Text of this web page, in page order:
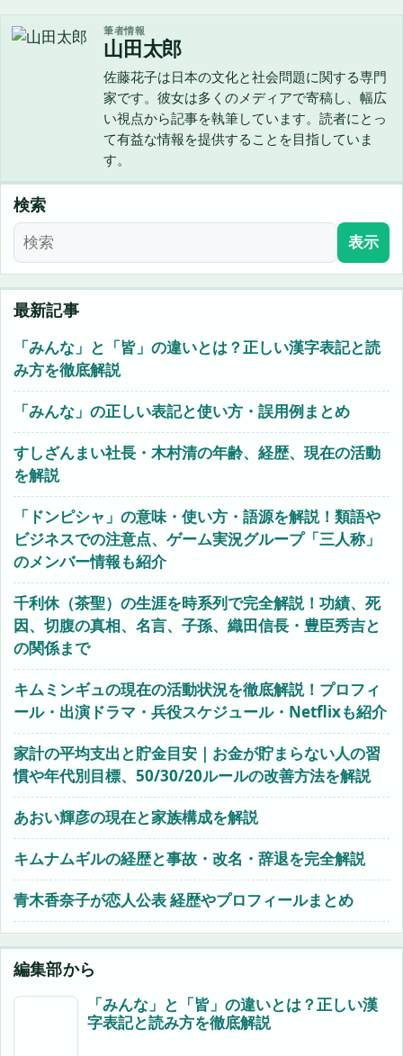
筆者情報
山田太郎
佐藤花子は日本の文化と社会問題に関する専門
家です。彼女は多くのメディアで寄稿し、幅広
い視点から記事を執筆しています。読者にとっ
て有益な情報を提供することを目指していま
す。
検索
表示
最新記事
「みんな」と「皆」の違いとは？正しい漢字表記と読
み方を徹底解説
「みんな」の正しい表記と使い方・誤用例まとめ
すしざんまい社長・木村清の年齢、経歴、現在の活動
を解説
「ドンピシャ」の意味・使い方・語源を解説！類語や
ビジネスでの注意点、ゲーム実況グループ「三人称」
のメンバー情報も紹介
千利休（茶聖）の生涯を時系列で完全解説！功績、死
因、切腹の真相、名言、子孫、織田信長・豊臣秀吉と
の関係まで
キムミンギュの現在の活動状況を徹底解説！プロフィ
ール・出演ドラマ・兵役スケジュール・Netflixも紹介
家計の平均支出と貯金目安｜お金が貯まらない人の習
慣や年代別目標、50/30/20ルールの改善方法を解説
あおい輝彦の現在と家族構成を解説
キムナムギルの経歴と事故・改名・辞退を完全解説
青木香奈子が恋人公表 経歴やプロフィールまとめ
編集部から
「みんな」と「皆」の違いとは？正しい漢
字表記と読み方を徹底解説